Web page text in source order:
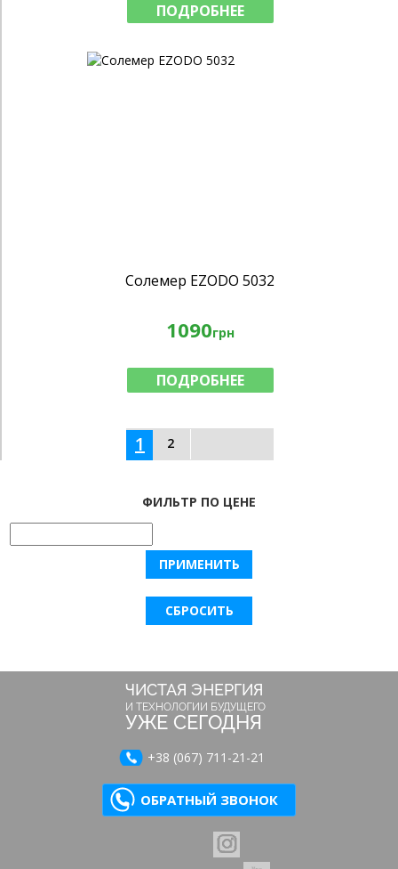
ПОДРОБНЕЕ
Солемер EZODO 5032
1090грн
ПОДРОБНЕЕ
1 2
ФИЛЬТР ПО ЦЕНЕ
ЧИСТАЯ ЭНЕРГИЯ
И ТЕХНОЛОГИИ БУДУЩЕГО
УЖЕ СЕГОДНЯ
+38 (067) 711-21-21
ОБРАТНЫЙ ЗВОНОК